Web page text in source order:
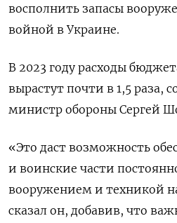
восполнить запасы
войной в Украине.
В 2023 году расходы
вырастут почти в 1,5 раза,
министр обороны Сергей
«Это даст возможность
и воинские части
вооружением и техникой
сказал он, добавив, что